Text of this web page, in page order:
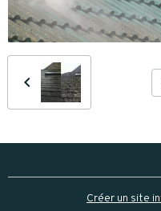
Créer un site